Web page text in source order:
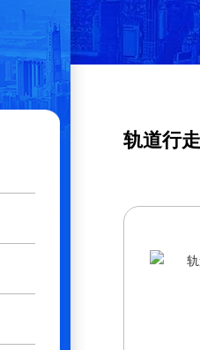
轨道行